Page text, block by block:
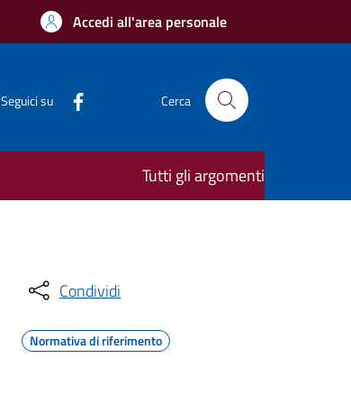
Accedi all'area personale
Seguici su Cerca
Tutti gli argomenti
Condividi
Normativa di riferimento